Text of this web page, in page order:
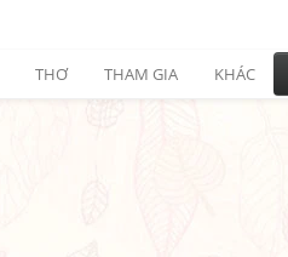
THƠ THAM GIA KHÁC